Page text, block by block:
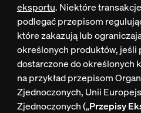
eksportu. Niektóre
podlegać przepisom
które zakazują lub
określonych produktów, jeśli
dostarczone do określonych
na przykład przepisom
Zjednoczonych, Unii
Zjednoczonych („Przepisy